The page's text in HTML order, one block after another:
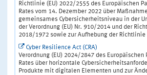
Richtlinie (EU) 2022/2555 des Europäischen
Rates vom 14. Dezember 2022 über
gemeinsames Cybersicherheitsniveau in der
der Verordnung (EU) Nr. 910/2014 und der
2018/1972 sowie zur Aufhebung der Richtlinie
Cyber Resilience Act (CRA)
Verordnung (EU) 2024/2847 des Europäischen
Rates über horizontale
Produkte mit digitalen Elementen und zur